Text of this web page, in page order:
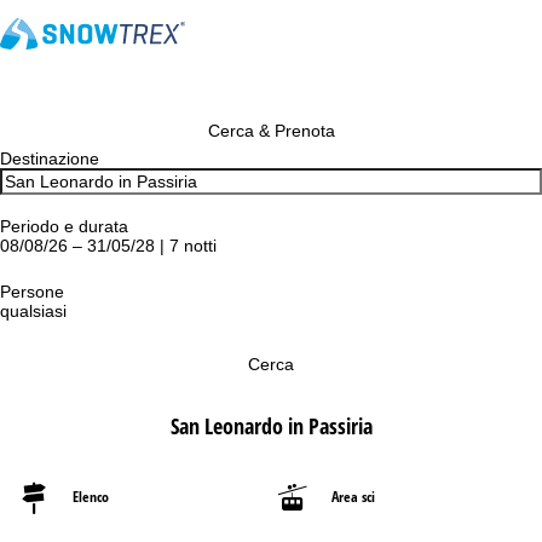
Cerca & Prenota
Destinazione
Periodo e durata
08/08/26 – 31/05/28 | 7 notti
Persone
qualsiasi
Cerca
San Leonardo in Passiria
Elenco Area sci